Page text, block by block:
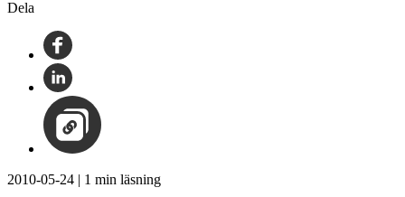
Dela
2010-05-24 | 1 min läsning